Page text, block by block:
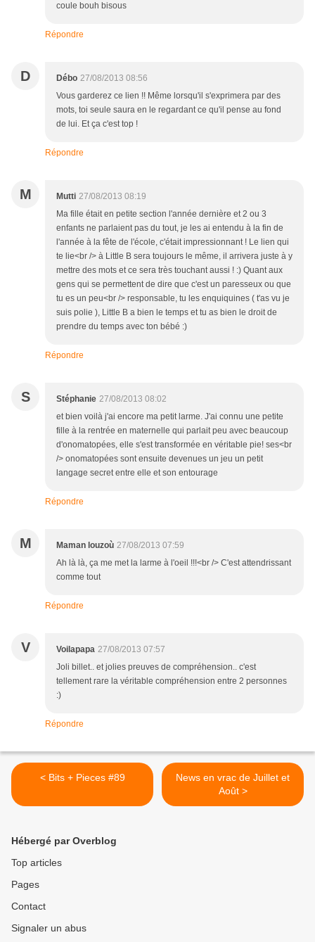
coule bouh bisous
Répondre
D Débo 27/08/2013 08:56
Vous garderez ce lien !! Même lorsqu'il s'exprimera par des
mots, toi seule saura en le regardant ce qu'il pense au fond
de lui. Et ça c'est top !
Répondre
M Mutti 27/08/2013 08:19
Ma fille était en petite section l'année dernière et 2 ou 3
enfants ne parlaient pas du tout, je les ai entendu à la fin de
l'année à la fête de l'école, c'était impressionnant ! Le lien qui
te lie<br /> à Little B sera toujours le même, il arrivera juste à y
mettre des mots et ce sera très touchant aussi ! :) Quant aux
gens qui se permettent de dire que c'est un paresseux ou que
tu es un peu<br /> responsable, tu les enquiquines ( t'as vu je
suis polie ), Little B a bien le temps et tu as bien le droit de
prendre du temps avec ton bébé :)
Répondre
S Stéphanie 27/08/2013 08:02
et bien voilà j'ai encore ma petit larme. J'ai connu une petite
fille à la rentrée en maternelle qui parlait peu avec beaucoup
d'onomatopées, elle s'est transformée en véritable pie! ses<br
/> onomatopées sont ensuite devenues un jeu un petit
langage secret entre elle et son entourage
Répondre
M Maman louzoù 27/08/2013 07:59
Ah là là, ça me met la larme à l'oeil !!!<br /> C'est attendrissant
comme tout
Répondre
V Voilapapa 27/08/2013 07:57
Joli billet.. et jolies preuves de compréhension.. c'est
tellement rare la véritable compréhension entre 2 personnes
:)
Répondre
< Bits + Pieces #89
News en vrac de Juillet et
Août >
Hébergé par Overblog
Top articles
Pages
Contact
Signaler un abus